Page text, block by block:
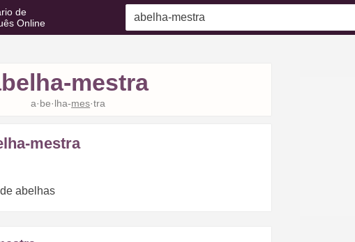
de
Online
mestra
a·be·lha-mes·tra
mestra
abelhas